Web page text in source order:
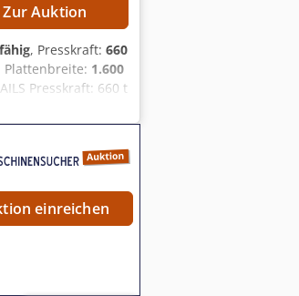
Zur Auktion
, Presskraft: 660
Plattenbreite: 1.600
Presskraft: 660 t
Daten
50 Hz Phasen: 3 +
Ausführung:
Dokumentation
einreichen